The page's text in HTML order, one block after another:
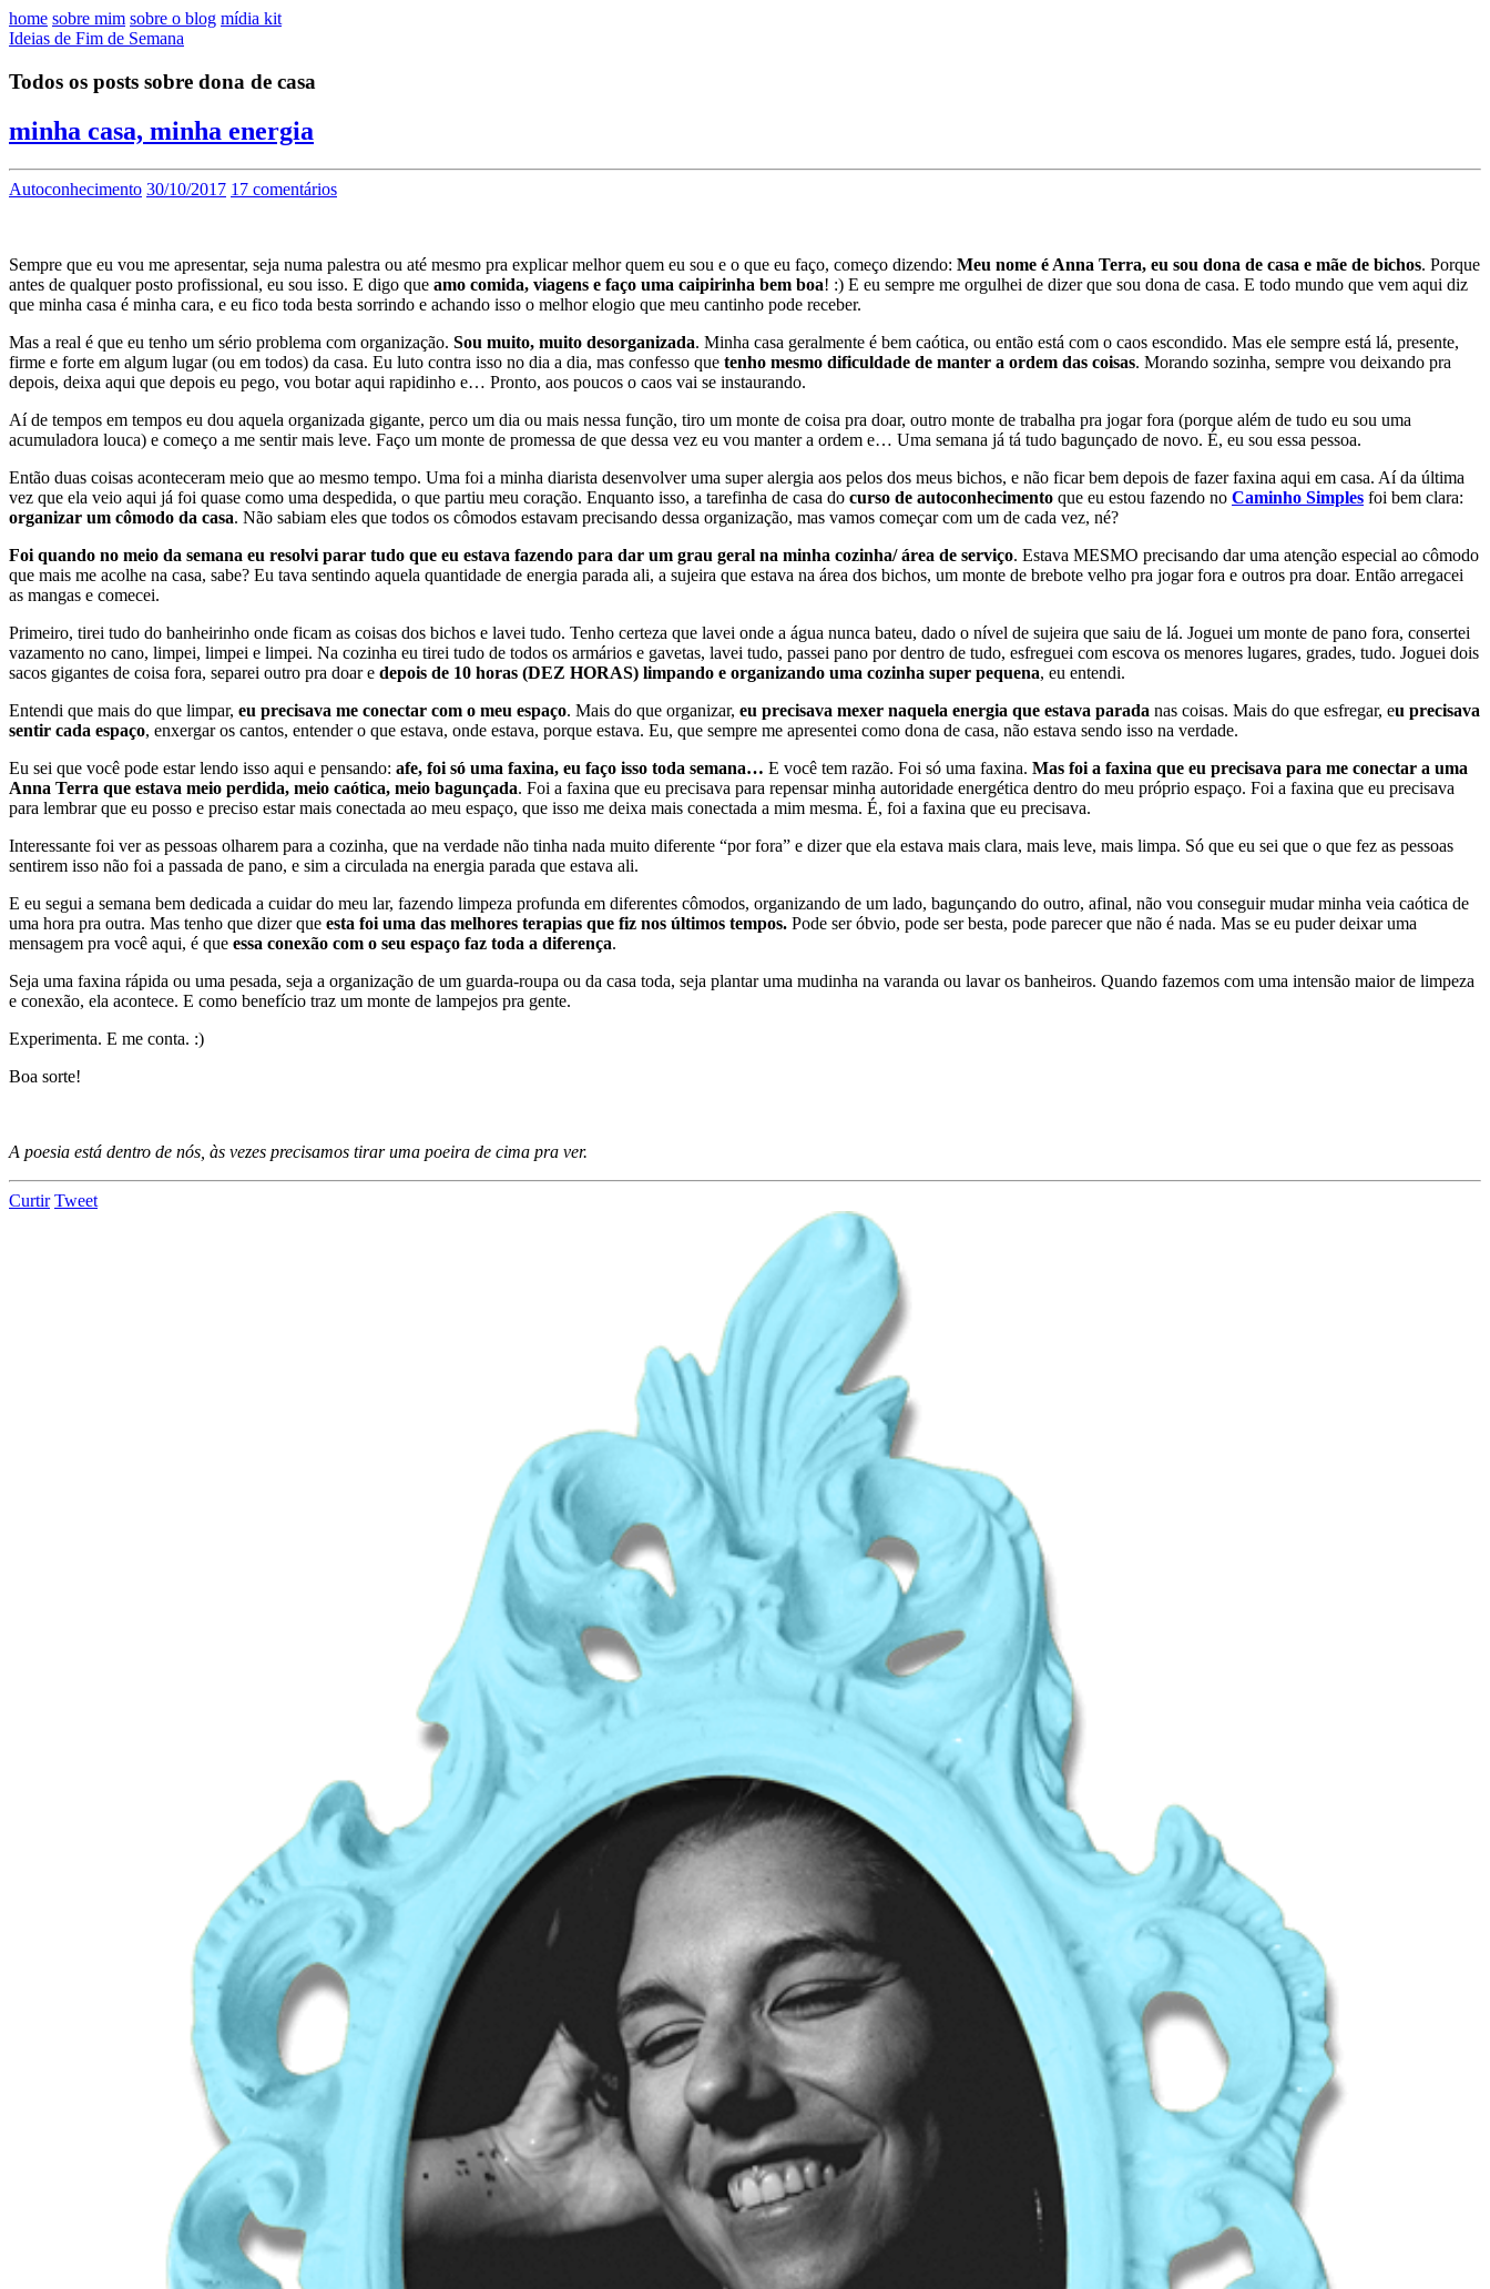
home sobre mim sobre o blog mídia kit
Ideias de Fim de Semana
Todos os posts sobre dona de casa
minha casa, minha energia
Autoconhecimento 30/10/2017 17 comentários
Sempre que eu vou me apresentar, seja numa palestra ou até mesmo pra explicar melhor quem eu sou e o que eu faço, começo dizendo: Meu nome é Anna Terra, eu sou dona de casa e mãe de bichos. Porque
antes de qualquer posto profissional, eu sou isso. E digo que amo comida, viagens e faço uma caipirinha bem boa! :) E eu sempre me orgulhei de dizer que sou dona de casa. E todo mundo que vem aqui diz
que minha casa é minha cara, e eu fico toda besta sorrindo e achando isso o melhor elogio que meu cantinho pode receber.
Mas a real é que eu tenho um sério problema com organização. Sou muito, muito desorganizada. Minha casa geralmente é bem caótica, ou então está com o caos escondido. Mas ele sempre está lá, presente,
firme e forte em algum lugar (ou em todos) da casa. Eu luto contra isso no dia a dia, mas confesso que tenho mesmo dificuldade de manter a ordem das coisas. Morando sozinha, sempre vou deixando pra
depois, deixa aqui que depois eu pego, vou botar aqui rapidinho e… Pronto, aos poucos o caos vai se instaurando.
Aí de tempos em tempos eu dou aquela organizada gigante, perco um dia ou mais nessa função, tiro um monte de coisa pra doar, outro monte de trabalha pra jogar fora (porque além de tudo eu sou uma
acumuladora louca) e começo a me sentir mais leve. Faço um monte de promessa de que dessa vez eu vou manter a ordem e… Uma semana já tá tudo bagunçado de novo. É, eu sou essa pessoa.
Então duas coisas aconteceram meio que ao mesmo tempo. Uma foi a minha diarista desenvolver uma super alergia aos pelos dos meus bichos, e não ficar bem depois de fazer faxina aqui em casa. Aí da última
vez que ela veio aqui já foi quase como uma despedida, o que partiu meu coração. Enquanto isso, a tarefinha de casa do curso de autoconhecimento que eu estou fazendo no Caminho Simples foi bem clara:
organizar um cômodo da casa. Não sabiam eles que todos os cômodos estavam precisando dessa organização, mas vamos começar com um de cada vez, né?
Foi quando no meio da semana eu resolvi parar tudo que eu estava fazendo para dar um grau geral na minha cozinha/ área de serviço. Estava MESMO precisando dar uma atenção especial ao cômodo
que mais me acolhe na casa, sabe? Eu tava sentindo aquela quantidade de energia parada ali, a sujeira que estava na área dos bichos, um monte de brebote velho pra jogar fora e outros pra doar. Então arregacei
as mangas e comecei.
Primeiro, tirei tudo do banheirinho onde ficam as coisas dos bichos e lavei tudo. Tenho certeza que lavei onde a água nunca bateu, dado o nível de sujeira que saiu de lá. Joguei um monte de pano fora, consertei
vazamento no cano, limpei, limpei e limpei. Na cozinha eu tirei tudo de todos os armários e gavetas, lavei tudo, passei pano por dentro de tudo, esfreguei com escova os menores lugares, grades, tudo. Joguei dois
sacos gigantes de coisa fora, separei outro pra doar e depois de 10 horas (DEZ HORAS) limpando e organizando uma cozinha super pequena, eu entendi.
Entendi que mais do que limpar, eu precisava me conectar com o meu espaço. Mais do que organizar, eu precisava mexer naquela energia que estava parada nas coisas. Mais do que esfregar, eu precisava
sentir cada espaço, enxergar os cantos, entender o que estava, onde estava, porque estava. Eu, que sempre me apresentei como dona de casa, não estava sendo isso na verdade.
Eu sei que você pode estar lendo isso aqui e pensando: afe, foi só uma faxina, eu faço isso toda semana… E você tem razão. Foi só uma faxina. Mas foi a faxina que eu precisava para me conectar a uma
Anna Terra que estava meio perdida, meio caótica, meio bagunçada. Foi a faxina que eu precisava para repensar minha autoridade energética dentro do meu próprio espaço. Foi a faxina que eu precisava
para lembrar que eu posso e preciso estar mais conectada ao meu espaço, que isso me deixa mais conectada a mim mesma. É, foi a faxina que eu precisava.
Interessante foi ver as pessoas olharem para a cozinha, que na verdade não tinha nada muito diferente “por fora” e dizer que ela estava mais clara, mais leve, mais limpa. Só que eu sei que o que fez as pessoas
sentirem isso não foi a passada de pano, e sim a circulada na energia parada que estava ali.
E eu segui a semana bem dedicada a cuidar do meu lar, fazendo limpeza profunda em diferentes cômodos, organizando de um lado, bagunçando do outro, afinal, não vou conseguir mudar minha veia caótica de
uma hora pra outra. Mas tenho que dizer que esta foi uma das melhores terapias que fiz nos últimos tempos. Pode ser óbvio, pode ser besta, pode parecer que não é nada. Mas se eu puder deixar uma
mensagem pra você aqui, é que essa conexão com o seu espaço faz toda a diferença.
Seja uma faxina rápida ou uma pesada, seja a organização de um guarda-roupa ou da casa toda, seja plantar uma mudinha na varanda ou lavar os banheiros. Quando fazemos com uma intensão maior de limpeza
e conexão, ela acontece. E como benefício traz um monte de lampejos pra gente.
Experimenta. E me conta. :)
Boa sorte!
A poesia está dentro de nós, às vezes precisamos tirar uma poeira de cima pra ver.
Curtir Tweet